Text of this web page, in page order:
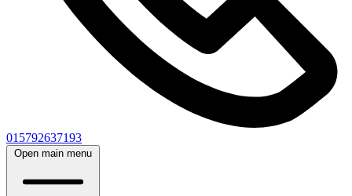
015792637193
Open main menu